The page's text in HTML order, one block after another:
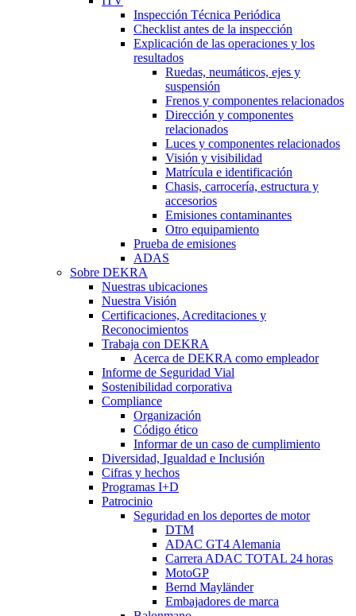
Inspección Técnica Periódica
Checklist antes de la inspección
Explicación de las operaciones y los
resultados
Ruedas, neumáticos, ejes y
suspensión
Frenos y componentes relacionados
Dirección y componentes
relacionados
Luces y componentes relacionados
Visión y visibilidad
Matrícula e identificación
Chasis, carrocería, estructura y
accesorios
Emisiones contaminantes
Otro equipamiento
Prueba de emisiones
ADAS
Sobre DEKRA
Nuestras ubicaciones
Nuestra Visión
Certificaciones, Acreditaciones y
Reconocimientos
Trabaja con DEKRA
Acerca de DEKRA como empleador
Informe de Seguridad Vial
Sostenibilidad corporativa
Compliance
Organización
Código ético
Informar de un caso de cumplimiento
Diversidad, Igualdad e Inclusión
Cifras y hechos
Programas I+D
Patrocinio
Seguridad en los deportes de motor
DTM
ADAC GT4 Alemania
Carrera ADAC TOTAL 24 horas
MotoGP
Bernd Mayländer
Embajadores de marca